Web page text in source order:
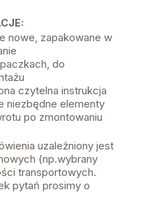
nowe, zapakowane w
do
czytelna instrukcja
niezbędne elementy
po zmontowaniu
uzależniony jest
(np.wybrany
transportowych.
pytań prosimy o